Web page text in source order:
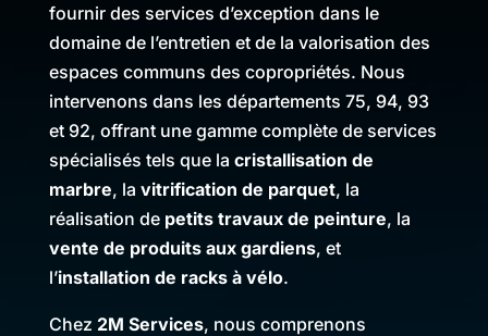
fournir des services d’exception dans le
domaine de l’entretien et de la valorisation des
espaces communs des copropriétés. Nous
intervenons dans les départements 75, 94, 93
et 92, offrant une gamme complète de services
spécialisés tels que la cristallisation de
marbre, la vitrification de parquet, la
réalisation de petits travaux de peinture, la
vente de produits aux gardiens, et
l’installation de racks à vélo.
Chez 2M Services, nous comprenons